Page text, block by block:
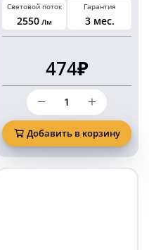
Световой поток
2550 Лм
Гарантия
3 мес.
474₽
Количество
товара
Фара
дальнего
света
KARAVAN-
BL153360C
Добавить в корзину